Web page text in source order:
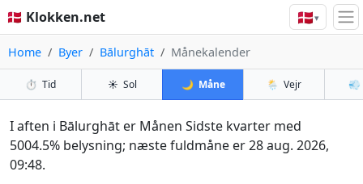
🇩🇰 Klokken.net 🇩🇰▾
Home Byer Bālurghāt Månekalender
⏱️ Tid ☀️ Sol 🌙 Måne 🌦️ Vejr 💨
I aften i Bālurghāt er Månen Sidste kvarter med
5004.5% belysning; næste fuldmåne er 28 aug. 2026,
09:48.